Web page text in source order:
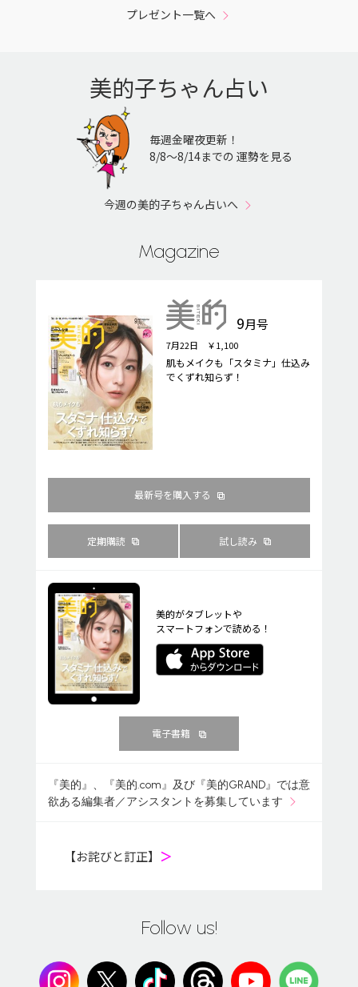
プレゼント一覧へ
美的子ちゃん占い
毎週金曜夜更新！
8/8〜8/14までの 運勢を見る
今週の美的子ちゃん占いへ
Magazine
9月号
7月22日 ￥1,100
肌もメイクも「スタミナ」仕込み
でくずれ知らず！
最新号を購入する
定期購読 試し読み
美的がタブレットや
スマートフォンで読める！
電子書籍
『美的』、『美的.com』及び『美的GRAND』では意
欲ある編集者／アシスタントを募集しています
【お詫びと訂正】 ＞
Follow us!